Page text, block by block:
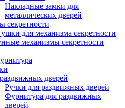
Накладные замки для
металлических дверей
секретности
для механизма секретности
механизмы секретности
дверей
Ручки для раздвижных дверей
Фурнитура для раздвижных
дверей